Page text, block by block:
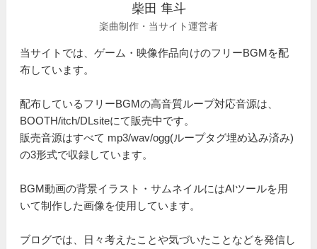
柴田 隼斗
楽曲制作・当サイト運営者
当サイトでは、ゲーム・映像作品向けのフリーBGMを配
布しています。
配布しているフリーBGMの高音質ループ対応音源は、
BOOTH/itch/DLsiteにて販売中です。
販売音源はすべて mp3/wav/ogg(ループタグ埋め込み済み)
の3形式で収録しています。
BGM動画の背景イラスト・サムネイルにはAIツールを用
いて制作した画像を使用しています。
ブログでは、日々考えたことや気づいたことなどを発信し